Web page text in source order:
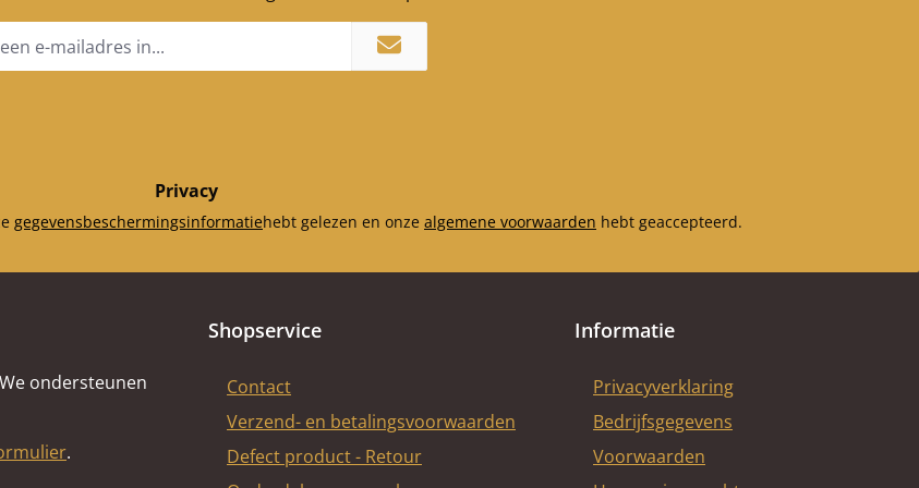
achter (265 x 457 x 40
mm) Achterste muur
steen onderaan (368 x 68
55 mm) Afscherming
mm) Afscherming
40 mm), afscherming
rechtsachter (217 x 109 x
Privacy
gegevensbeschermingsinformatiehebt gelezen en onze algemene voorwaarden hebt geaccepteerd.
ondersteunen
.
Shopservice
Contact
Verzend- en betalingsvoorwaarden
Defect product - Retour
Informatie
Privacyverklaring
Bedrijfsgegevens
Voorwaarden